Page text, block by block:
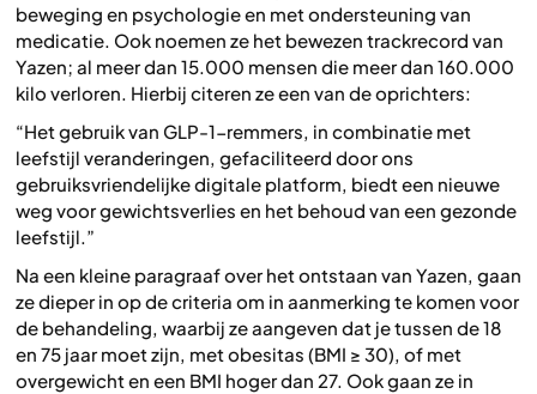
beweging en psychologie en met ondersteuning van
medicatie. Ook noemen ze het bewezen trackrecord van
Yazen; al meer dan 15.000 mensen die meer dan 160.000
kilo verloren. Hierbij citeren ze een van de oprichters:
“Het gebruik van GLP-1-remmers, in combinatie met
leefstijl veranderingen, gefaciliteerd door ons
gebruiksvriendelijke digitale platform, biedt een nieuwe
weg voor gewichtsverlies en het behoud van een gezonde
leefstijl.”
Na een kleine paragraaf over het ontstaan van Yazen, gaan
ze dieper in op de criteria om in aanmerking te komen voor
de behandeling, waarbij ze aangeven dat je tussen de 18
en 75 jaar moet zijn, met obesitas (BMI ≥ 30), of met
overgewicht en een BMI hoger dan 27. Ook gaan ze in